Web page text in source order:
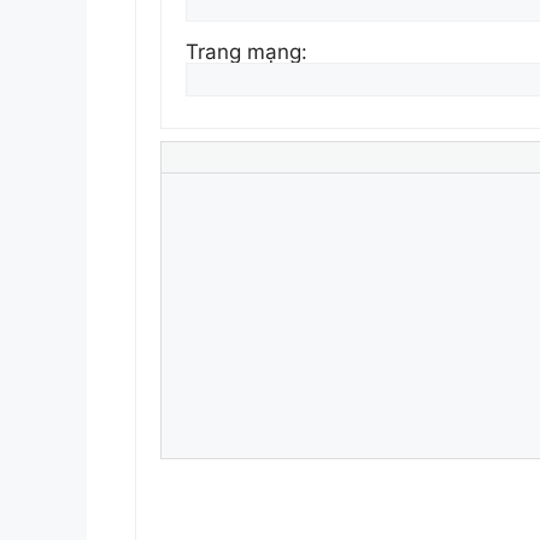
Trang mạng: